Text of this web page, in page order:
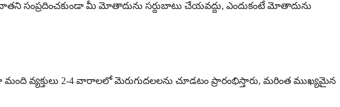
సంప్రదించకుండా మీ మోతాదును సర్దుబాటు చేయవద్దు, ఎందుకంటే మోతాదును
వ్యక్తులు 2-4 వారాలలో మెరుగుదలలను చూడటం ప్రారంభిస్తారు, మరింత ముఖ్యమైన